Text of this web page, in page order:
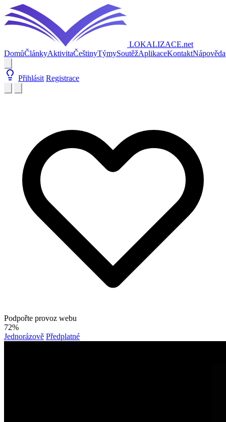
LOKALIZACE.net
DomůČlánkyAktivitaČeštinyTýmySoutěžAplikaceKontaktNápověda
Přihlásit Registrace
Podpořte provoz webu
72%
Jednorázově Předplatné